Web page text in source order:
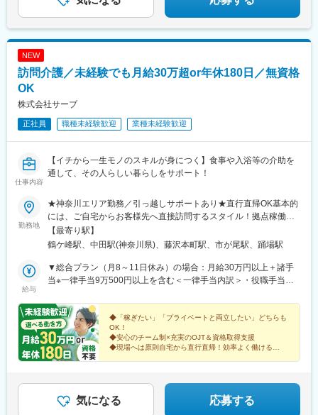
NEW
訪問介護／未経験でも月給30万超or年休180日／無資格
OK
株式会社サーブ
正社員 職種未経験歓迎 業種未経験歓迎
仕事内容
【イチから一生モノのスキルが身につく】食事や入浴等の介助を
通して、その人らしい暮らしをサポート！
勤務地
★神奈川エリア勤務／引っ越しサポートあり★直行直帰OK基本的
には、ご自宅からお客様先へ直接訪問するスタイル！拠点稼働の
場合は、下記での勤務が中心です。【鶴ヶ峰本店】横浜市旭区今
川町2-14 キャッスルマンション鶴ヶ峰A棟101【中田支店】横浜
4丁目1-21 本町ドミール107【市ケ尾支店】横浜市青葉区市ヶ尾町
1168-1 カーサー・ウチノ205号室
【最寄り駅】
鶴ケ峰駅、中田駅(神奈川県)、藤沢本町駅、市が尾駅、踊場駅
給与
▼総合プラン（月8～11日休み）の場合：月給30万円以上＋諸手
当※一律手当9万500円以上を含む＜一律手当内訳＞・役職手当
～5000円）・通信手当（3000円）・住宅手当（2万円/規定有）・
健康増進手当（1万3000円）・技能手当（3000円～1万円）※試用
期間後より支給・処遇改善手当（4万5000円）※試用期間後より支
給＜試用期間時＞月給23万7500円以上※一律手当4万2500円以上
含む▼年休180日プラン（月14～15日休み）の場合：月給24万
内訳＞・役職手当（500円～7000円）・食事手当（5000円）・資
格手当（1000円～5000円）・通信手当（3000円）・住宅手当（2
万円/規定有）・技能手当（3000円～1万円）※試用期間後より支
◆「稼ぎたい」「プライベートと両立したい」どちらも
OK！
◆安心のチーム制×充実のOJT＆資格取得支援
◆現場へは原則自宅から直行直帰！効率よく働ける
気になる 応募する